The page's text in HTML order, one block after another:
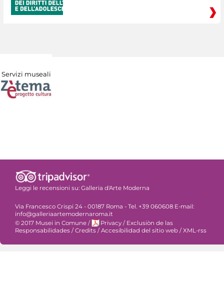
Servizi museali
Leggi le recensioni su: Galleria d'Arte Moderna
Via Francesco Crispi 24 - 00187 Roma - Tel. +39 060608 E-mail:
info@galleriaartemodernaroma.it
© 2017 Musei in Comune / Privacy / Exclusiòn de las
Responsabilidades /Credits /Accesibilidad del sitio web /XML-rss